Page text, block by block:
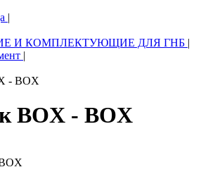
|
И КОМПЛЕКТУЮЩИЕ ДЛЯ ГНБ |
|
- BOX
BOX - BOX